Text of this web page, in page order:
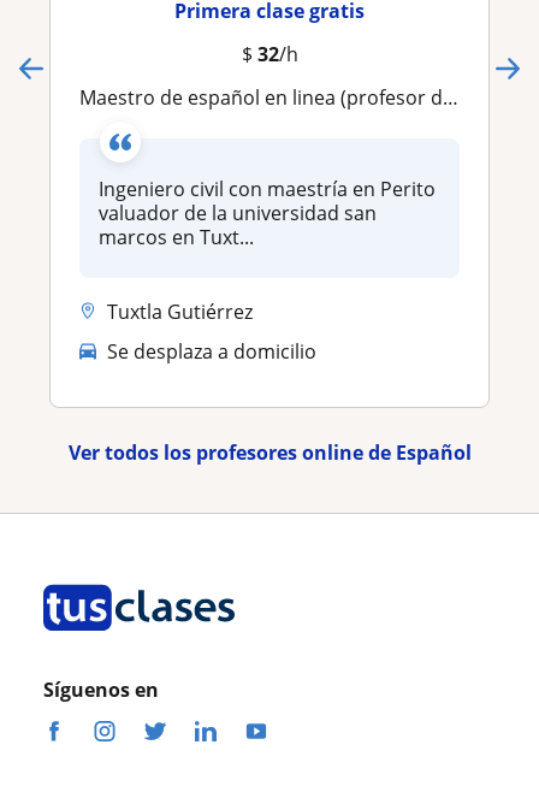
Primera clase gratis
$ 32/h
Maestro de español en linea (profesor de español Remoto)
Ingeniero civil con maestría en Perito
valuador de la universidad san
marcos en Tuxt...
Tuxtla Gutiérrez
Se desplaza a domicilio
Ver todos los profesores online de Español
Síguenos en